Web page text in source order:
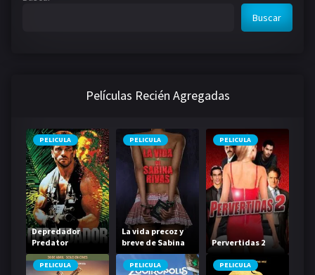
Buscar
Películas Recién Agregadas
PELICULA
Depredador
Predator
PELICULA
La vida precoz y
breve de Sabina
Rivas
PELICULA
Pervertidas 2
PELICULA PELICULA PELICULA